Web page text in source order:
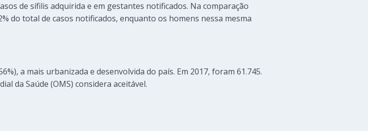
de sífilis adquirida e em gestantes notificados. Na comparação
do total de casos notificados, enquanto os homens nessa mesma
a mais urbanizada e desenvolvida do país. Em 2017, foram 61.745.
da Saúde (OMS) considera aceitável.